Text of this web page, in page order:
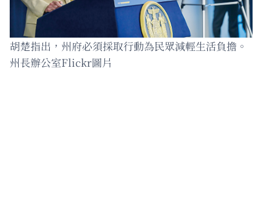
胡楚指出，州府必須採取行動為民眾減輕生活負擔。
州長辦公室Flickr圖片